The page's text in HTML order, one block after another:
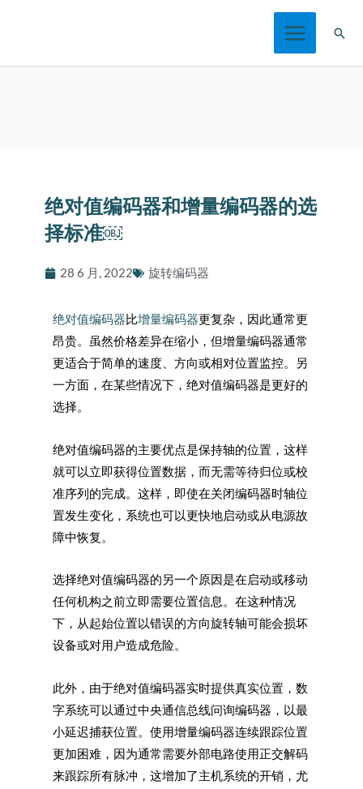
搜
绝对值编码器和增量编码器的选
择标准￼
28 6 月, 2022 旋转编码器
绝对值编码器比增量编码器更复杂，因此通常更
昂贵。虽然价格差异在缩小，但增量编码器通常
更适合于简单的速度、方向或相对位置监控。另
一方面，在某些情况下，绝对值编码器是更好的
选择。
绝对值编码器的主要优点是保持轴的位置，这样
就可以立即获得位置数据，而无需等待归位或校
准序列的完成。这样，即使在关闭编码器时轴位
置发生变化，系统也可以更快地启动或从电源故
障中恢复。
选择绝对值编码器的另一个原因是在启动或移动
任何机构之前立即需要位置信息。在这种情况
下，从起始位置以错误的方向旋转轴可能会损坏
设备或对用户造成危险。
此外，由于绝对值编码器实时提供真实位置，数
字系统可以通过中央通信总线问询编码器，以最
小延迟捕获位置。使用增量编码器连续跟踪位置
更加困难，因为通常需要外部电路使用正交解码
来跟踪所有脉冲，这增加了主机系统的开销，尤